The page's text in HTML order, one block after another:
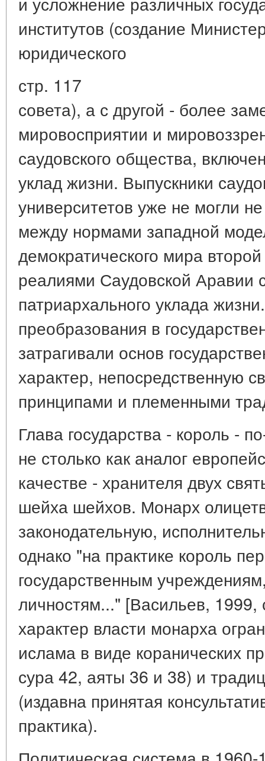
институтов (создание
юридического
стр. 117
совета), а с другой - более
мировосприятии и
саудовского общества,
уклад жизни. Выпускники
университетов уже не могли
между нормами западной
демократического мира
реалиями Саудовской Аравии
патриархального уклада
преобразования в
затрагивали основ
характер, непосредственную
принципами и племенными
Глава государства - король -
не столько как аналог
качестве - хранителя двух
шейха шейхов. Монарх
законодательную,
однако "на практике король
государственным
личностям..." [Васильев,
характер власти монарха
ислама в виде коранических
сура 42, аяты 36 и 38) и
(издавна принятая
практика).